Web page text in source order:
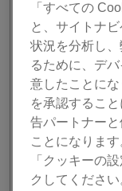
Hardware
接続時に
MY PAGE
ストリーミ
うに改善
DJM-S11/
ときの状態
改善
RELEASE
バグ修正
「すべての
と、サイトナ
状況を分析し
るために、デ
意したことに
を承認するこ
告パートナー
ことになりま
「クッキーの
クしてくださ